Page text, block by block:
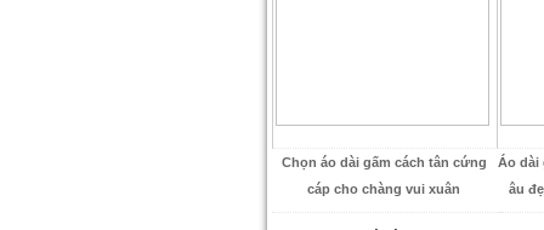
Chọn áo dài gấm cách tân cứng
cáp cho chàng vui xuân
Áo dài
âu